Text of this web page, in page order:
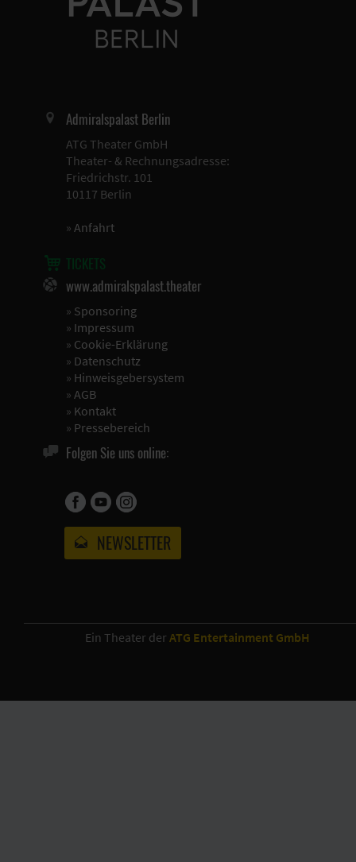
Admiralspalast Berlin
ATG Theater GmbH
Theater- & Rechnungsadresse:
Friedrichstr. 101
10117 Berlin
» Anfahrt
TICKETS
www.admiralspalast.theater
» Sponsoring
» Impressum
» Cookie-Erklärung
» Datenschutz
» Hinweisgebersystem
» AGB
» Kontakt
» Pressebereich
Folgen Sie uns online:
NEWSLETTER
Ein Theater der ATG Entertainment GmbH